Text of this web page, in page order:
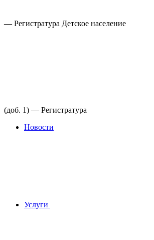
— Регистратура Детское население
(доб. 1) — Регистратура
Новости
Услуги